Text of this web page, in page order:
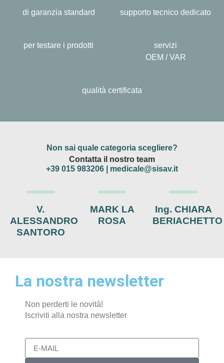
di garanzia standard supporto tecnico dedicato
per testare i prodotti
servizi
OEM / VAR
qualità certificata
Non sai quale categoria scegliere?
Contatta il nostro team
+39 015 983206
medicale@sisav.it
V.
ALESSANDRO
SANTORO
MARK LA
ROSA
Ing. CHIARA
BERIACHETTO
La nostra newsletter
Non perderti le novità!
Iscriviti alla nostra newsletter